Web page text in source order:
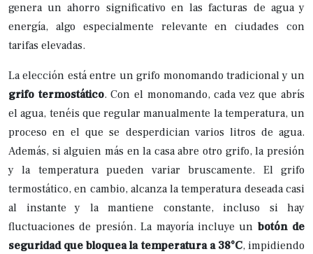
genera un ahorro significativo en las facturas de agua y
energía, algo especialmente relevante en ciudades con
tarifas elevadas.
La elección está entre un grifo monomando tradicional y un
grifo termostático. Con el monomando, cada vez que abrís
el agua, tenéis que regular manualmente la temperatura, un
proceso en el que se desperdician varios litros de agua.
Además, si alguien más en la casa abre otro grifo, la presión
y la temperatura pueden variar bruscamente. El grifo
termostático, en cambio, alcanza la temperatura deseada casi
al instante y la mantiene constante, incluso si hay
fluctuaciones de presión. La mayoría incluye un botón de
seguridad que bloquea la temperatura a 38°C, impidiendo